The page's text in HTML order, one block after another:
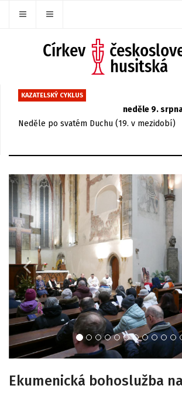
KAZATELSKÝ CYKLUS
neděle 9.
Neděle po svatém Duchu (19. v mezidobí)
Previous
Ekumenická bohoslužba